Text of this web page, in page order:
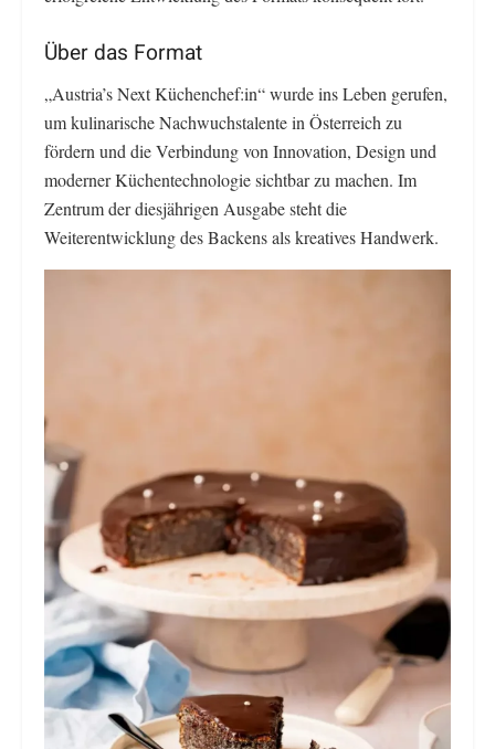
Über das Format
„Austria’s Next Küchenchef:in“ wurde ins Leben gerufen,
um kulinarische Nachwuchstalente in Österreich zu
fördern und die Verbindung von Innovation, Design und
moderner Küchentechnologie sichtbar zu machen. Im
Zentrum der diesjährigen Ausgabe steht die
Weiterentwicklung des Backens als kreatives Handwerk.